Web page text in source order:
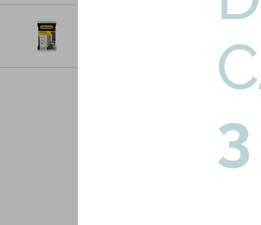
Art: P-PASTINA-GRAFITO